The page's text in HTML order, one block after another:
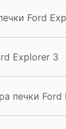
Ford
Explorer 3
печки Ford